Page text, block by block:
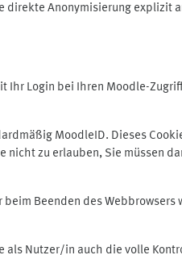
Anonymisierung explizit
Login bei Ihren Moodle-
MoodleID. Dieses
zu erlauben, Sie müssen
Beenden des
Nutzer/in auch die volle